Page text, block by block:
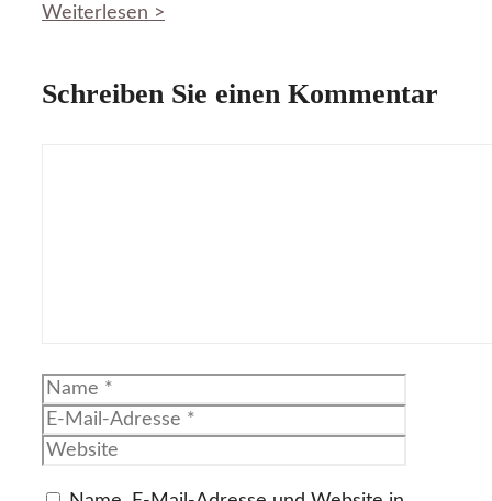
Weiterlesen >
Schreiben Sie einen Kommentar
Name